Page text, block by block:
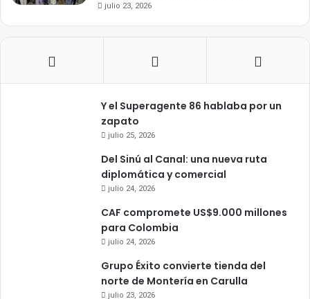
julio 23, 2026
Y el Superagente 86 hablaba por un
zapato
julio 25, 2026
Del Sinú al Canal: una nueva ruta
diplomática y comercial
julio 24, 2026
CAF compromete US$9.000 millones
para Colombia
julio 24, 2026
Grupo Éxito convierte tienda del
norte de Montería en Carulla
julio 23, 2026